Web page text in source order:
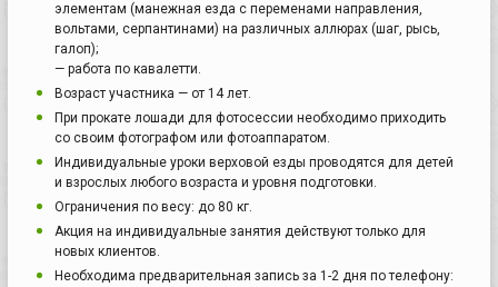
элементам (манежная езда с переменами направления,
вольтами, серпантинами) на различных аллюрах (шаг, рысь,
галоп);
— работа по кавалетти.
Возраст участника — от 14 лет.
При прокате лошади для фотосессии необходимо приходить
со своим фотографом или фотоаппаратом.
Индивидуальные уроки верховой езды проводятся для детей
и взрослых любого возраста и уровня подготовки.
Ограничения по весу: до 80 кг.
Акция на индивидуальные занятия действуют только для
новых клиентов.
Необходима предварительная запись за 1-2 дня по телефону: